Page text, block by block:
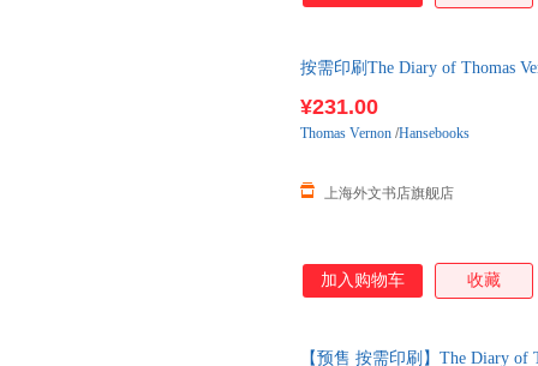
按需印刷The Diary of Thomas
¥231.00
上海外文书店旗舰店
Thomas Vernon /Hansebooks
加入购物车 收藏
【预售 按需印刷】The Diary of